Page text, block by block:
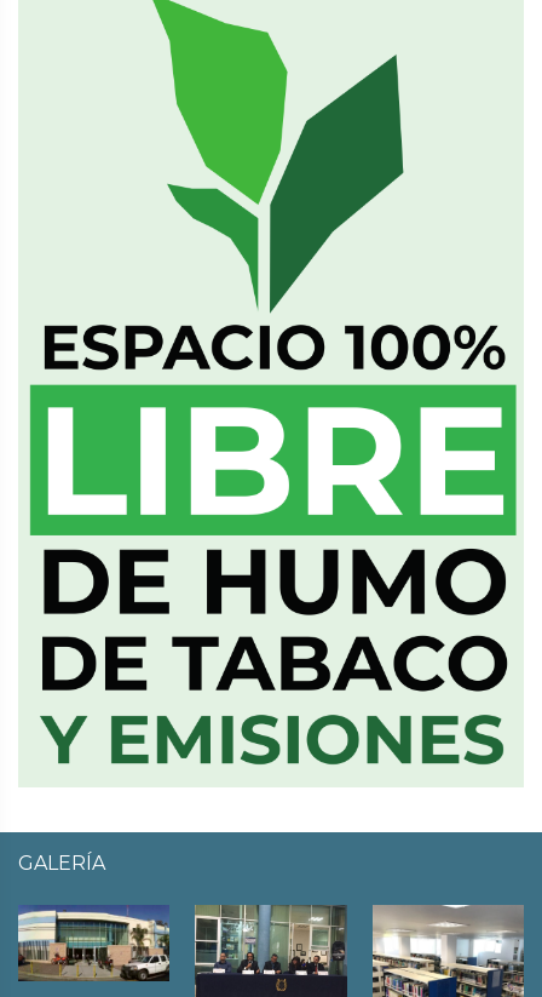
GALERÍA